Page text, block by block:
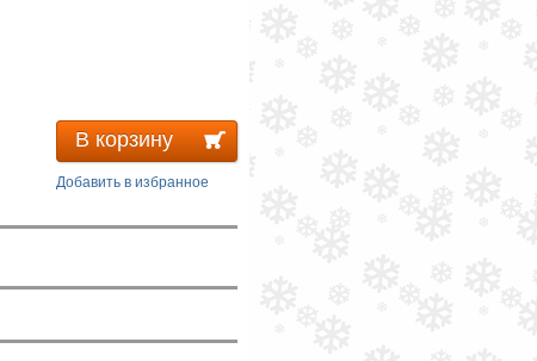
В корзину
Добавить в избранное